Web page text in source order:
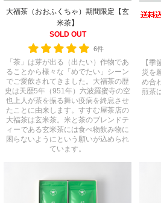
大福茶（おおふくちゃ）期間限定【玄
米茶】
SOLD OUT
6件
「茶」は芽が出る（出たい）作物であ
ることから様々な「めでたい」シーン
でご愛飲されてきました。大福茶の歴
史は天歴5年（951年）六波羅蜜寺の空
也上人が茶を振る舞い疫病を終息させ
たことに由来します。すすむ屋茶店の
大福茶は玄米茶。米と茶のブレンドテ
ィーである玄米茶には食べ物飲み物に
困らないようにという願いが込められ
ています。
【季
災を
め合
煎茶